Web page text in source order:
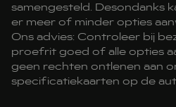
samengesteld. Desondanks
er meer of minder opties
Ons advies: Controleer bij
proefrit goed of alle opties
geen rechten ontlenen aan
specificatiekaarten op de